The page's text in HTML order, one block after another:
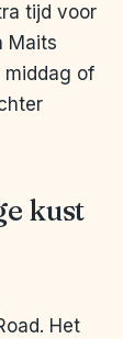
tijd voor
Maits
middag of
kust
Het